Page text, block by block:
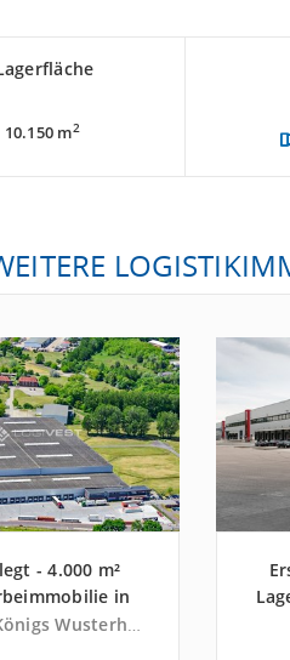
10.150 m2
- 4.000 m²
in
Wusterhausen
Wusterhausen